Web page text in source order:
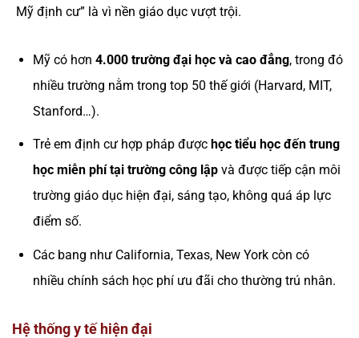
Mỹ định cư” là vì nền giáo dục vượt trội.
Mỹ có hơn 4.000 trường đại học và cao đẳng, trong đó
nhiều trường nằm trong top 50 thế giới (Harvard, MIT,
Stanford…).
Trẻ em định cư hợp pháp được học tiểu học đến trung
học miễn phí tại trường công lậpvà được tiếp cận môi
trường giáo dục hiện đại, sáng tạo, không quá áp lực
điểm số.
Các bang như California, Texas, New York còn có
nhiều chính sách học phí ưu đãi cho thường trú nhân.
Hệ thống y tế hiện đại